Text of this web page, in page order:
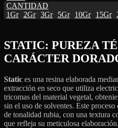
CANTIDAD
1Gr
2Gr 3Gr 5Gr 10Gr 15Gr
STATIC: PUREZA
CARÁCTER
Static es una resina elaborada
extracción en seco que utiliza
tricomas del material vegetal,
sin el uso de solventes. Este proceso
de tonalidad rubia, con una textura
que refleja su meticulosa elaboración.